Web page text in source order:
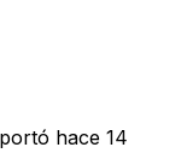
hace 14